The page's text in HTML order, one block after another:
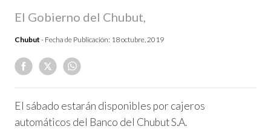
El Gobierno del Chubut,
Chubut - Fecha de Publicación: 18 octubre, 2019
El sábado estarán disponibles por cajeros
automáticos del Banco del Chubut S.A.